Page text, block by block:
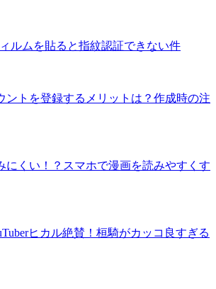
ィルムを貼ると指紋認証できない件
ントを登録するメリットは？作成時の注
にくい！？スマホで漫画を読みやすくす
ヒカル絶賛！桓騎がカッコ良すぎる